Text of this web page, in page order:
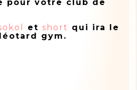
pour votre club de
et short qui ira le
gym.